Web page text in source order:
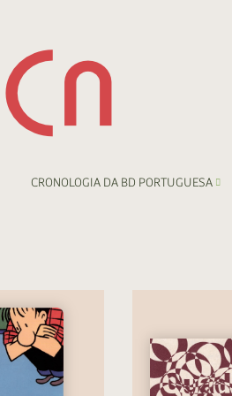
CRONOLOGIA DA BD PORTUGUESA